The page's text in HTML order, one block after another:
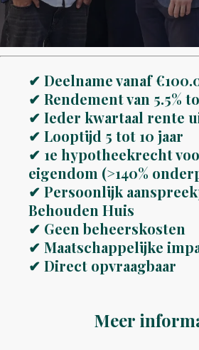
✔ Deelname vanaf
✔ Rendement van 5.5%
✔ Ieder kwartaal rente
✔ Looptijd 5 tot 10 jaar
✔ 1e hypotheekrecht
eigendom (>140%
✔ Persoonlijk
Behouden Huis
✔ Geen beheerskosten
✔ Maatschappelijke
✔ Direct opvraagbaar
Meer